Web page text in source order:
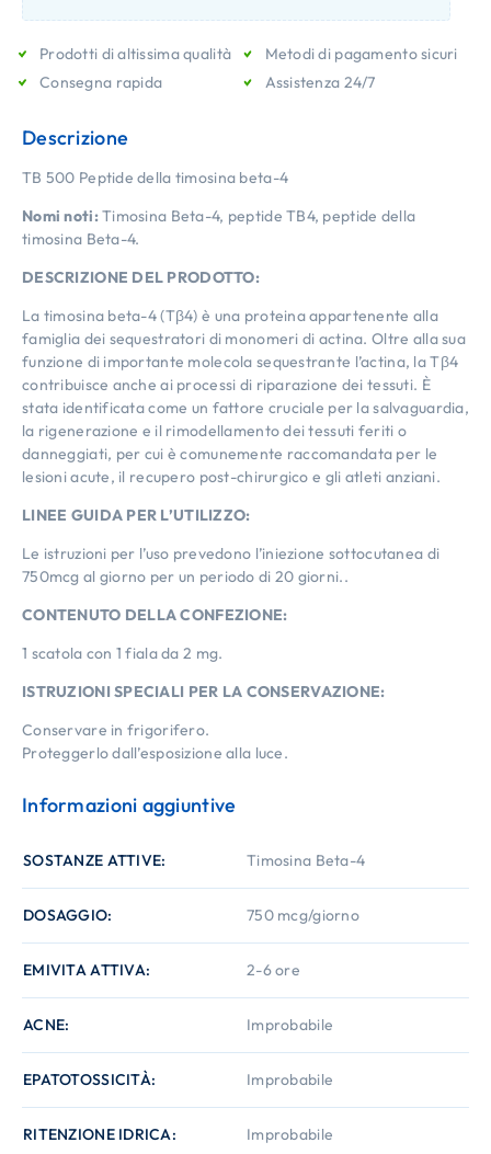
Prodotti di altissima qualità
Consegna rapida
Metodi di pagamento sicuri
Assistenza 24/7
Descrizione
TB 500 Peptide della timosina beta-4
Nomi noti:Timosina Beta-4, peptide TB4, peptide della
timosina Beta-4.
DESCRIZIONE DEL PRODOTTO:
La timosina beta-4 (Tβ4) è una proteina appartenente alla
famiglia dei sequestratori di monomeri di actina. Oltre alla sua
funzione di importante molecola sequestrante l’actina, la Tβ4
contribuisce anche ai processi di riparazione dei tessuti. È
stata identificata come un fattore cruciale per la salvaguardia,
la rigenerazione e il rimodellamento dei tessuti feriti o
danneggiati, per cui è comunemente raccomandata per le
lesioni acute, il recupero post-chirurgico e gli atleti anziani.
LINEE GUIDA PER L’UTILIZZO:
Le istruzioni per l’uso prevedono l’iniezione sottocutanea di
750mcg al giorno per un periodo di 20 giorni..
CONTENUTO DELLA CONFEZIONE:
1 scatola con 1 fiala da 2 mg.
ISTRUZIONI SPECIALI PER LA CONSERVAZIONE:
Conservare in frigorifero.
Proteggerlo dall’esposizione alla luce.
Informazioni aggiuntive
SOSTANZE ATTIVE Timosina Beta-4
DOSAGGIO 750 mcg/giorno
EMIVITA ATTIVA 2-6 ore
ACNE Improbabile
EPATOTOSSICITÀ Improbabile
RITENZIONE IDRICA Improbabile